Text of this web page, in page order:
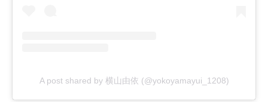
A post shared by 横山由依 (@yokoyamayui_1208)